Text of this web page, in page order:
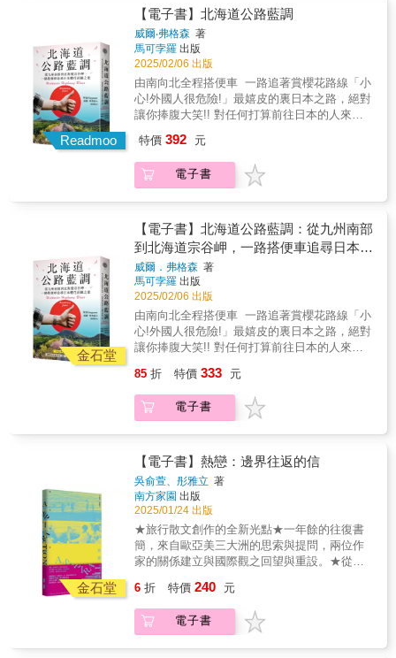
上寬樹：以前的我，以為吃飯是吃飽，再進階
一點是約會裝裝樣子，過年被長輩凌遲。跟阿
寬吃了無數次飯以後，我才感悟出吃飯是人生
中最重要的儀式，「好好吃飯」是一個人品味
的縮影，酒、氣氛、上菜的順序都有學問，也
可從這些細節看出別人對你是否用心。一頓好
餐食，可以解決很多問題，喬很多事情。我非
常不情願地承認我從陳陸寬身上學到很多，奉
勸各位讀者們現在去學為時不晚，大家都可以
豪對文史勝景的描繪，恰有豪氣干雲的氣魄，
何止谷崎潤一郎的《細雪》、村上春樹的《棄
貓：關於父親，我想說的事》，再如：川端康
成把伊豆美景寫入《伊豆的舞孃》，在在充滿
直述地景寫作的實錄，使之成為旅人追尋的旅
遊勝地。 多年前，為尋索《伊豆的舞孃》文學
舞臺，多次前往伊豆，遍賞半島寧謐、雅致的
森幽暗的天城山，只為親炙文豪筆下散發的伊
豆景色，以及男女主角純愛的魅力。 如同閱讀
川端康成的經典作品《古都》，竟成讓讀者能
看，作者不就如是把京都的文化與美景，透過
孿生姊妹相會的情節，完滿寫進書中，進而引
起莫大迴響。 這是對文豪及其作品無盡尊崇的
眷戀行動，就像某年夏日去到熊本內坪井，進
入夏目漱石舊居的瞬間，心底油然升起一股暖
意，倏忽想起他以熊本為背景寫作的《草枕》
和《二百十日》，便興起尋索念頭，走訪兩部
小說的舞臺，玉名市小天溫泉、阿蘇神社、阿
蘇火山。 追尋日本文豪的文學地景，成為我人
生後二十多年，無法停止的課業，那是文學、
景，是一種美不勝收的入骨相思。 眼見近年到
日本旅行的遊客，不乏與著名地景相應結合，
到京都參訪金閣寺，相對記起三島由紀夫的
治的《銀河鐵道之夜》，漫遊宇治，好比走進
《源氏物語》的情節，走訪西宮市，或許會想
起村上春樹的《聽風的歌》，到松山市，必定
識得夏目漱石的《少爺》。 再說，推理小說作
家松本清張，他的大多數作品，懸疑案或凶殺
案的發生地，盡括不少日本名景勝地，稱呼他
是旅行作家也不為過，如：伊豆半島的《天城
尾道的《內海の輪》等，後來這些地方都成為
書迷追逐探究之所，更成為著名的文學地景，
旅遊勝地。 發展旅遊觀光並非作家的任務或職
責，然，寫下勝景使之成為旅遊名景，是文
到蘆屋與夙川文學氣氛深重感染的散文之作。
我十分在意有沒有深刻感受兩位大文豪，對於
在西宮一帶生活的景致、心情和心得，進而以
文字明晰表達的誠摯之意。 現場寫作是報導文
學極其重要的態度，我在夙川公園用手機備忘
錄載記當下的記憶和回憶，並在西宮、大阪天
神町的咖啡屋，寫出想說的話，想傳述的心
情，再利用搭乘電車出遊拍照之際，組串段
落、文字的順序，便於組合最美好的臨場寫作
感動人心的元素，寫作不就是要以尊崇的心意
相待文字？我在數疊日式榻榻米的孝親暖房，
應承文學地景的原創與寫作，即是這種：去
豪對文史勝景的描繪，恰有豪氣干雲的氣魄，
何止谷崎潤一郎的《細雪》、村上春樹的《棄
貓：關於父親，我想說的事》，再如：川端康
成把伊豆美景寫入《伊豆的舞孃》，在在充滿
直述地景寫作的實錄，使之成為旅人追尋的旅
遊勝地。 多年前，為尋索《伊豆的舞孃》文學
舞臺，多次前往伊豆，遍賞半島寧謐、雅致的
風光，甚而耗去五、六個小時，徒步行走在陰
豆景色，以及男女主角純愛的魅力。 如同閱讀
川端康成的經典作品《古都》，竟成讓讀者能
深入認識與理解京都人文之美的指引。文學、
戲劇與地景，恆為日本歷史文化的奧義，你
看，作者不就如是把京都的文化與美景，透過
孿生姊妹相會的情節，完滿寫進書中，進而引
起莫大迴響。 這是對文豪及其作品無盡尊崇的
眷戀行動，就像某年夏日去到熊本內坪井，進
入夏目漱石舊居的瞬間，心底油然升起一股暖
意，倏忽想起他以熊本為背景寫作的《草枕》
和《二百十日》，便興起尋索念頭，走訪兩部
小說的舞臺，玉名市小天溫泉、阿蘇神社、阿
蘇火山。 追尋日本文豪的文學地景，成為我人
生後二十多年，無法停止的課業，那是文學、
景，是一種美不勝收的入骨相思。 眼見近年到
日本旅行的遊客，不乏與著名地景相應結合，
到京都參訪金閣寺，相對記起三島由紀夫的
畫序)古碧玲｜《上下游副刊》總編輯吳鳴｜作
家，政治大學歷史學系教授◆誠摯推薦木下諄
一｜作家劉克襄｜作家、自然觀察者韓良憶｜
作家、廣播主持人▍本書特色 ✔ 文筆溫柔細膩
——譚玉芝以細緻的觀察，寫出玉里的日常光
景，從晨霧繚繞的山麓，到菜市場裡的喧囂對
話，每一頁都是風景。✔ 味覺與記憶交錯——
四季時令與生活哲學的飲食故事，讓人回味無
窮。✔ 圖文交織，情感豐沛——書中搭配的十
餘幅插圖，筆調恬淡，讓讀者在閱讀之餘，也
老樹，九日咖啡，神社，協天宮，溫泉……走
進玉里，在風景與味道之間，來一趟悠閒寧
靜、心靈豐沛的美好旅程。
法，為「豆腐煮過，漉去水，入沙鍋加香菰、
筍、醬油、麻油久燉」，透味即成。▎陳夢因
陳在自家冰箱的冰格內，常備有四種鎮廚之
寶，一有需要，隨時取用。就算到菜館請客，
亦把需用的『寶』帶在身旁，分別是：蒸豆
豉、蒸蝦籽、大地魚茸和火腿茸。▎汪曾祺汪
的最愛，則是自認「天下第一美味」的醉蟹和
存其本味的嗆蝦。在愛屋及烏下，寧波凡是用
高梁酒醉過的梭子蟹、黃泥螺、蚶子、蟶鼻
見解不凡，認為它「著重在食物的質，最需要
滿足的是品味」，因而「上天生人，在他嘴裡
安放一條舌，舌上還有無數的味蕾，教人焉得
講得透徹，認為「即使吃遍天下美味，舌能辨
優劣，往往也還只是個老饕。……兩者之異，
其關鍵在於『文化』二字。」▎唐魯孫自命好
啖的唐老，始終對飲食抱有濃厚興趣。其肇因
在世家巨族的飲食服制，皆有固定規矩，一絲
馬虎不得。……而他之所以如此執著，歸根究
柢，不外一個「饞」字。▎郁達夫郁達夫有好
食量，酒量亦大得嚇人。每餐可吃一斤重的甲
能喝下大量白蘭地，尤其愛吃甲魚燉火腿、炒
鱔絲或清炒鱔糊……▎康有為店東陳若，久慕
康有為之書名，商請他題寫匾額。康有為認為
「茶居」二字太俗，於是刪去「茶」字，題
遂成鎮店之寶，長達一甲子以上，廣州無人不
曉。▎李劼人劼老燒菜，非同小可，極受歡
迎。例如「乾燒牛肉」，必用眉州「洪宜號」
釀的黃酒，加薑塊乾燒之，決不用茴香、八
角。畢竟，它們的草藥味，實在太俗氣了，顯
不出功夫來……▎逯耀東逯寫道：「……飯
罷，泡『梅山』比賽茶一壺，閉目臥靠在沙發
上，突然想起顧亭林與人清談，往往會捻著眉
毛說，又枉了一日，我撫著自己的肚皮，暗聲
其內心深處，仍愛鄉土里味，而逢年過節都吃
的「徽州鍋」，特別對他胃口。這所謂的徽州
鍋，食材是豬肉、雞、蛋、豆腐、蝦米等，以
體會大師們的飲食品味與執著，不僅讓我們了
解美食背後的歷史淵源和人文情懷，更展現出
飲食文化的深厚魅力。讓《食家風範》成為一
部充滿人文底蘊，集美食、文化、歷史於一體
的難得佳構。 多位近代風流人物的飲食生活為
主線他們的人生故事與美食文化緊密相連帶我
們進入一個充滿傳奇色彩的美食江湖▎陸文夫
山、碧水、白帆、閒情」的詩意中，品享一尾
只放了點蔥、薑、黃酒清蒸的大鱖魚，就著兩
斤仿紹酒，足足消磨三個鐘頭。▎周作人周最
愛吃的物事，應是自許為天下第一的豆腐。以
法，為「豆腐煮過，漉去水，入沙鍋加香菰、
筍、醬油、麻油久燉」，透味即成。▎陳夢因
陳在自家冰箱的冰格內，常備有四種鎮廚之
寶，一有需要，隨時取用。就算到菜館請客，
亦把需用的『寶』帶在身旁，分別是：蒸豆
豉、蒸蝦籽、大地魚茸和火腿茸。▎汪曾祺汪
的最愛，則是自認「天下第一美味」的醉蟹和
存其本味的嗆蝦。在愛屋及烏下，寧波凡是用
高梁酒醉過的梭子蟹、黃泥螺、蚶子、蟶鼻
等，他都很喜歡。▎梁實秋一聊到饞，梁實秋
見解不凡，認為它「著重在食物的質，最需要
滿足的是品味」，因而「上天生人，在他嘴裡
安放一條舌，舌上還有無數的味蕾，教人焉得
不饞」？▎唐振常關於食家與老饕之別，唐老
優劣，往往也還只是個老饕。……兩者之異，
其關鍵在於『文化』二字。」▎唐魯孫自命好
啖的唐老，始終對飲食抱有濃厚興趣。其肇因
在世家巨族的飲食服制，皆有固定規矩，一絲
馬虎不得。……而他之所以如此執著，歸根究
柢，不外一個「饞」字。▎郁達夫郁達夫有好
食量，酒量亦大得嚇人。每餐可吃一斤重的甲
能喝下大量白蘭地，尤其愛吃甲魚燉火腿、炒
鱔絲或清炒鱔糊……▎康有為店東陳若，久慕
康有為之書名，商請他題寫匾額。康有為認為
「茶居」二字太俗，於是刪去「茶」字，題
Readmoo
【電子書】北海道公路藍調
威爾‧弗格森 著
馬可孛羅 出版
2025/02/06 出版
由南向北全程搭便車 一路追著賞櫻花路線「小
心!外國人很危險!」最嬉皮的裏日本之路，絕對
讓你捧腹大笑!! 對任何打算前往日本的人來
過，你會忍不住大笑，因為書中的情景讓你感
同身受。——《地理雜誌》弗格森的旅程從日
本的最南端佐多岬開始，一路向北徒步、搭便
國家的文化、習俗和當地人文風情。每年，日
本的櫻花季一開場，全國掀起一股熱鬧的賞櫻
活動。當櫻花以燦爛華麗的身影由南到北迅速
延展之際，這些賞櫻的狂熱分子也隨之上演一
場又一場既驚心又戲劇性的賞花情事。作者弗
格森自然也加入這賞櫻的行列，而且全程追蹤
「櫻花前線」，更瘋狂的是，他竟然異想天開
決定在長達三千公里的賞櫻之路全程搭便車遊
遍日本。 當他宣告這個想法時，沒人對這計畫
抱持樂觀，畢竟對當時日本人而言，搭便車旅
花前線」追逐之路，從亞熱帶的南部，一路直
抵北部大半年為雪所覆蓋的北海道。旅途中驚
險處處、糗事連連，如在四國被誤認為是巴西
遊指南指示，在公路的交流道嘗試攔車卻遭到
逮捕。一路上，常因為他的｜外國人」
（gaijin）的身分而惹來哭笑不得的遭遇，比方
明明有空房的旅館拒絕他投宿；一位母親看見
他急忙抱起小孩低語著：「小心！外國人很危
險！」……這本書不僅是旅行記述，更是作者
對日本文化的深刻觀察和反思。弗格森巧妙地
老又現代、既傳統又充滿矛盾的國度。【書評
讚譽】★一絲天才的靈光……極具黑色幽默。
——《星期日先驅報》★對任何打算前往日本
特價 392 元
電子書
金石堂
【電子書】北海道公路藍調：從九州南部
到北海道宗谷岬，一路搭便車追尋日本櫻
花前線之旅
威爾．弗格森 著
馬可孛羅 出版
2025/02/06 出版
由南向北全程搭便車 一路追著賞櫻花路線「小
心!外國人很危險!」最嬉皮的裏日本之路，絕對
讓你捧腹大笑!! 對任何打算前往日本的人來
過，你會忍不住大笑，因為書中的情景讓你感
同身受。——《地理雜誌》弗格森的旅程從日
本的最南端佐多岬開始，一路向北徒步、搭便
國家的文化、習俗和當地人文風情。每年，日
本的櫻花季一開場，全國掀起一股熱鬧的賞櫻
活動。當櫻花以燦爛華麗的身影由南到北迅速
延展之際，這些賞櫻的狂熱分子也隨之上演一
場又一場既驚心又戲劇性的賞花情事。作者弗
格森自然也加入這賞櫻的行列，而且全程追蹤
「櫻花前線」，更瘋狂的是，他竟然異想天開
決定在長達三千公里的賞櫻之路全程搭便車遊
遍日本。 當他宣告這個想法時，沒人對這計畫
行無異是一種牴觸文化的行徑。弗格森的「櫻
花前線」追逐之路，從亞熱帶的南部，一路直
抵北部大半年為雪所覆蓋的北海道。旅途中驚
85 折 特價 333 元
電子書
金石堂
【電子書】熱戀：邊界往返的信
吳俞萱、彤雅立 著
南方家園 出版
2025/01/24 出版
★旅行散文創作的全新光點★一年餘的往復書
簡，來自歐亞美三大洲的思索與提問，兩位作
家的關係建立與國際觀之回望與重設。★從真
族群難題、社會局勢等等異地故鄉之日常，生
命觀的重新打磨。★作家──王盛弘‧宇文正‧陳
雨航‧楊澤──閱讀熱戀中日子靜緩豐盛。不遠的
6 折 特價 240 元
電子書